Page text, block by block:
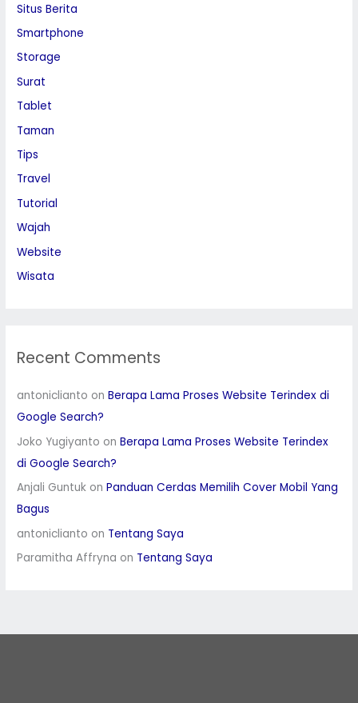
Situs Berita
Smartphone
Storage
Surat
Tablet
Taman
Tips
Travel
Tutorial
Wajah
Website
Wisata
Recent Comments
antoniclianto onBerapa Lama Proses Website Terindex di
Google Search?
Joko Yugiyanto onBerapa Lama Proses Website Terindex
di Google Search?
Anjali Guntuk onPanduan Cerdas Memilih Cover Mobil Yang
Bagus
antoniclianto on Tentang Saya
Paramitha Affryna on Tentang Saya